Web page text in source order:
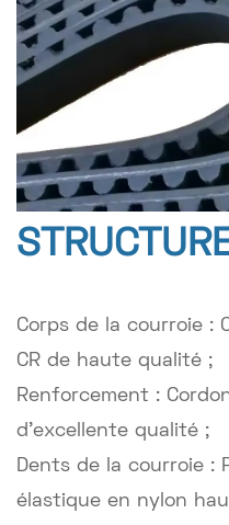
Corps de la courroie :
CR de haute qualité ;
Renforcement :
d'excellente qualité ;
Dents de la courroie :
élastique en nylon